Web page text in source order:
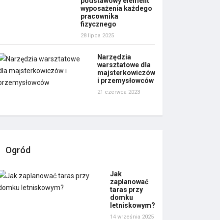
wyposażenia każdego
pracownika
fizycznego
28 lipca 2025
Narzędzia
warsztatowe dla
majsterkowiczów
i przemysłowców
21 czerwca 2023
Ogród
Jak
zaplanować
taras przy
domku
letniskowym?
14 września 2025